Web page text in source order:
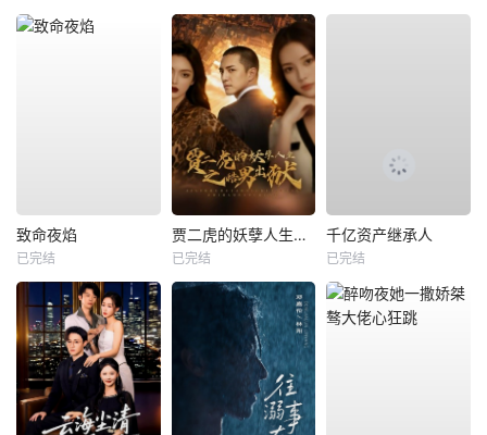
致命夜焰
已完结
贾二虎的妖孽人生之皓男出狱
已完结
千亿资产继承人
已完结